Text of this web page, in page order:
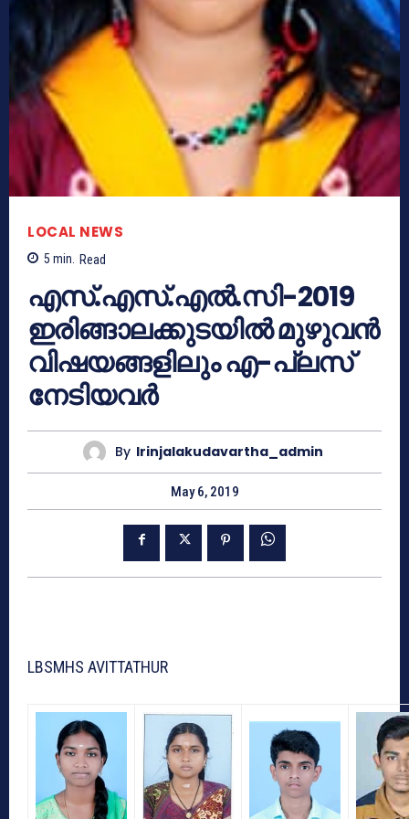
LOCAL NEWS
5 min. Read
എസ്.എസ്.എല്‍.സി-2019
ഇരിങ്ങാലക്കുടയില്‍ മുഴുവന്‍
വിഷയങ്ങളിലും എ-പ്ലസ്
നേടിയവര്‍
By Irinjalakudavartha_admin
May 6, 2019
LBSMHS AVITTATHUR